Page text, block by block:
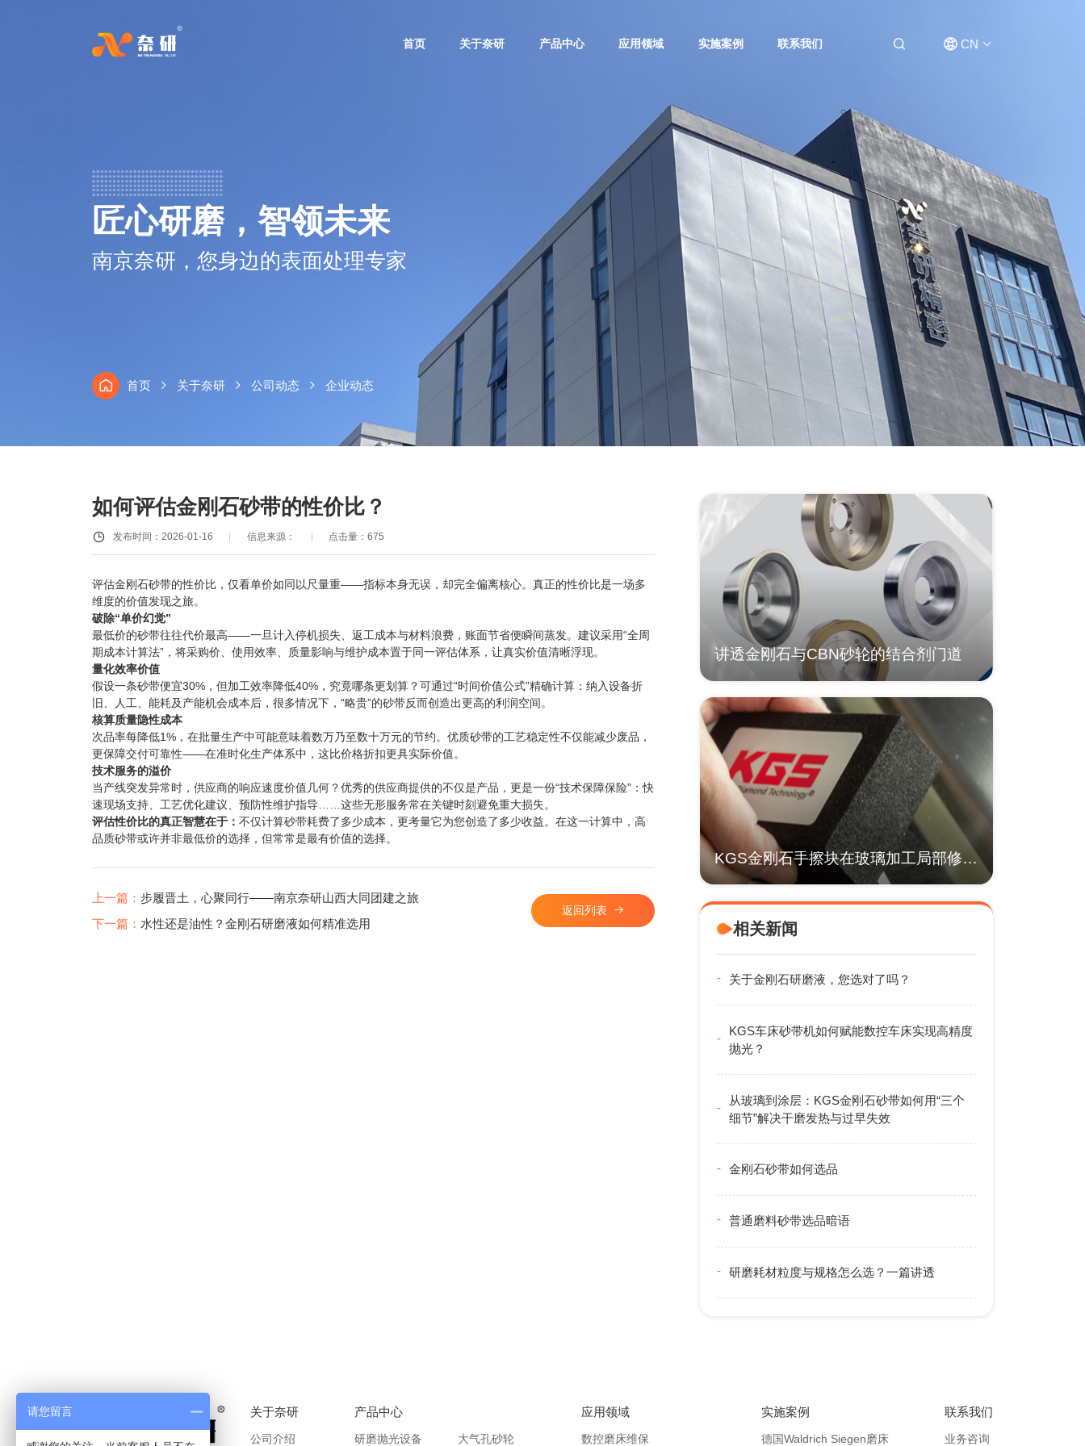
首页 关于奈研 产品中心 应用领域 实施案例 联系我们
CN
匠心研磨，智领未来
南京奈研，您身边的表面处理专家
首页 关于奈研 公司动态 企业动态
如何评估金刚石砂带的性价比？
发布时间：2026-01-16 信息来源： 点击量：675
评估金刚石砂带的性价比，仅看单价如同以尺量重——指标本身无误，却完全偏离核心。真正的性价比是一场多
维度的价值发现之旅。
破除“单价幻觉”
最低价的砂带往往代价最高——一旦计入停机损失、返工成本与材料浪费，账面节省便瞬间蒸发。建议采用“全周
期成本计算法”，将采购价、使用效率、质量影响与维护成本置于同一评估体系，让真实价值清晰浮现。
量化效率价值
假设一条砂带便宜30%，但加工效率降低40%，究竟哪条更划算？可通过“时间价值公式”精确计算：纳入设备折
旧、人工、能耗及产能机会成本后，很多情况下，“略贵”的砂带反而创造出更高的利润空间。
核算质量隐性成本
次品率每降低1%，在批量生产中可能意味着数万乃至数十万元的节约。优质砂带的工艺稳定性不仅能减少废品，
更保障交付可靠性——在准时化生产体系中，这比价格折扣更具实际价值。
技术服务的溢价
当产线突发异常时，供应商的响应速度价值几何？优秀的供应商提供的不仅是产品，更是一份“技术保障保险”：快
速现场支持、工艺优化建议、预防性维护指导……这些无形服务常在关键时刻避免重大损失。
评估性价比的真正智慧在于：不仅计算砂带耗费了多少成本，更考量它为您创造了多少收益。在这一计算中，高
品质砂带或许并非最低价的选择，但常常是最有价值的选择。
上一篇： 步履晋土，心聚同行——南京奈研山西大同团建之旅
下一篇： 水性还是油性？金刚石研磨液如何精准选用
返回列表
讲透金刚石与CBN砂轮的结合剂门道
KGS金刚石手擦块在玻璃加工局部修边与返工中的应用
相关新闻
关于金刚石研磨液，您选对了吗？
KGS车床砂带机如何赋能数控车床实现高精度
抛光？
从玻璃到涂层：KGS金刚石砂带如何用“三个
细节”解决干磨发热与过早失效
金刚石砂带如何选品
普通磨料砂带选品暗语
研磨耗材粒度与规格怎么选？一篇讲透
关于奈研
公司介绍
产品中心
研磨抛光设备 大气孔砂轮
应用领域
数控磨床维保
实施案例
德国Waldrich Siegen磨床
联系我们
业务咨询
请您留言